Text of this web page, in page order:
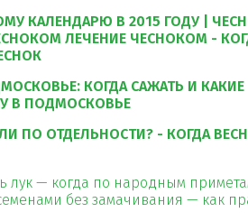
КАЛЕНДАРЮ В 2015 ГОДУ |
ЛЕЧЕНИЕ ЧЕСНОКОМ -
КОГДА САЖАТЬ И КАКИЕ
В ПОДМОСКОВЬЕ
ПО ОТДЕЛЬНОСТИ? - КОГДА
— когда по народным
без замачивания — как